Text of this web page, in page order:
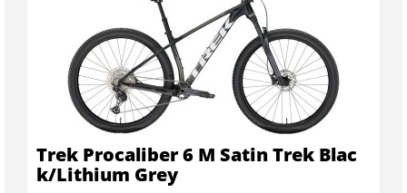
Trek Procaliber 6 M Satin Trek Blac
k/Lithium Grey